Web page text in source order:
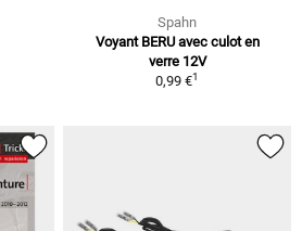
Spahn
Voyant BERU avec culot en
verre 12V
0,99 €1